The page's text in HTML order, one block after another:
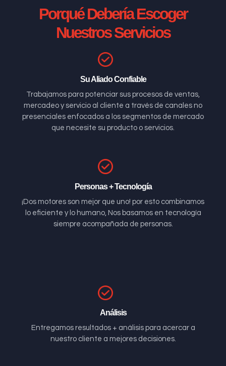
Porqué Debería Escoger
Nuestros Servicios
Su Aliado Confiable
Trabajamos para potenciar sus procesos de ventas,
mercadeo y servicio al cliente a través de canales no
presenciales enfocados a los segmentos de mercado
que necesite su producto o servicios.
Personas + Tecnología
¡Dos motores son mejor que uno! por esto combinamos
lo eficiente y lo humano, Nos basamos en tecnología
siempre acompañada de personas.
Análisis
Entregamos resultados + análisis para acercar a
nuestro cliente a mejores decisiones.